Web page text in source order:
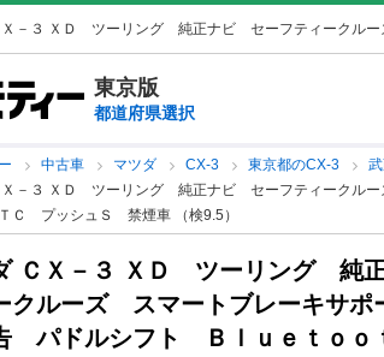
Ｘ－３ ＸＤ ツーリング 純正ナビ セーフティークル
東京版
都道府県選択
中古車 マツダ CX-3 東京都のCX-3
Ｘ－３ ＸＤ ツーリング 純正ナビ セーフティークル
Ｃ プッシュＳ 禁煙車 （検9.5）
ＣＸ－３ ＸＤ ツーリング 純
クルーズ スマートブレーキサ
パドルシフト Ｂｌｕｅｔｏ